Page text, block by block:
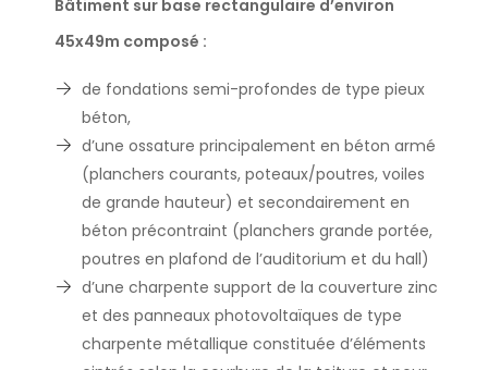
Bâtiment sur base rectangulaire d’environ
45x49m composé :
de fondations semi-profondes de type pieux
béton,
d’une ossature principalement en béton armé
(planchers courants, poteaux/poutres, voiles
de grande hauteur) et secondairement en
béton précontraint (planchers grande portée,
poutres en plafond de l’auditorium et du hall)
d’une charpente support de la couverture zinc
et des panneaux photovoltaïques de type
charpente métallique constituée d’éléments